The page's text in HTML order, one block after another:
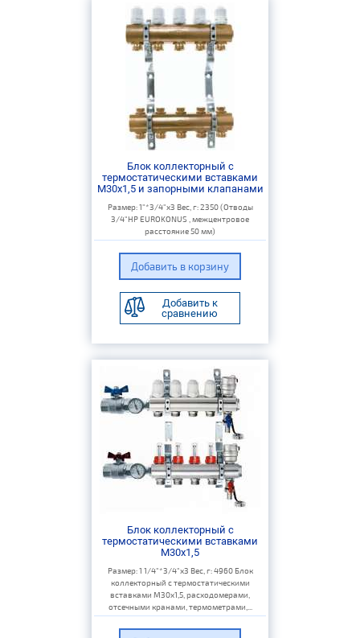
Блок коллекторный с
термостатическими вставками
M30x1,5 и запорными клапанами
Размер: 1"*3/4"х3 Вес, г: 2350 (Отводы
3/4"НР EUROKONUS , межцентровое
расстояние 50 мм)
Добавить к
сравнению
Блок коллекторный с
термостатическими вставками
M30x1,5
Размер: 1 1/4"*3/4"х3 Вес, г: 4960 Блок
коллекторный с термостатическими
вставками M30x1,5, расходомерами,
отсечными кранами, термометрами,...